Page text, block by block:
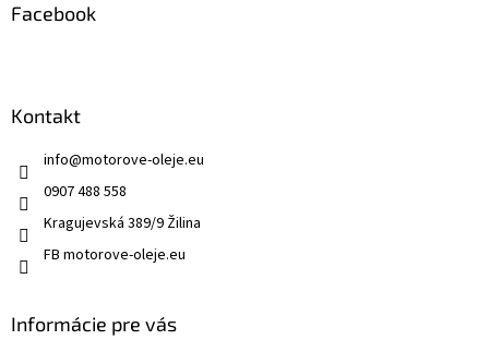
Facebook
Kontakt
info@motorove-oleje.eu
0907 488 558
Kragujevská 389/9 Žilina
FB motorove-oleje.eu
Informácie pre vás